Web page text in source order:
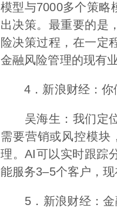
模型与7000多个策略
出决策。最重要的是
险决策过程，在一定
金融风险管理的现有
4．新浪财经：你们
吴海生：我们定位
需要营销或风控模块
理。AI可以实时跟踪
能服务3–5个客户，
5．新浪财经：金融